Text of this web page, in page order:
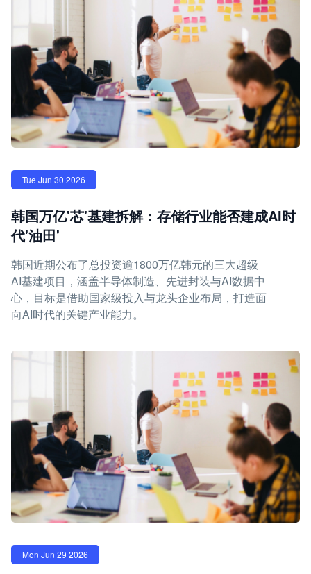
Tue Jun 30 2026
韩国万亿'芯'基建拆解：存储行业能否建成AI时
代'油田'
韩国近期公布了总投资逾1800万亿韩元的三大超级
AI基建项目，涵盖半导体制造、先进封装与AI数据中
心，目标是借助国家级投入与龙头企业布局，打造面
向AI时代的关键产业能力。
Mon Jun 29 2026